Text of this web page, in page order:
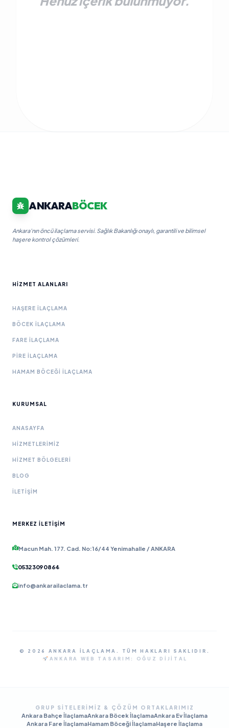
ANKARABÖCEK
Ankara'nın öncü ilaçlama servisi. Sağlık Bakanlığı onaylı, garantili ve bilimsel
haşere kontrol çözümleri.
HIZMET ALANLARI
HAŞERE İLAÇLAMA
BÖCEK İLAÇLAMA
FARE İLAÇLAMA
PIRE İLAÇLAMA
HAMAM BÖCEĞI İLAÇLAMA
KURUMSAL
ANASAYFA
HIZMETLERIMIZ
HIZMET BÖLGELERI
BLOG
İLETIŞIM
MERKEZ İLETIŞIM
Macun Mah. 177. Cad. No:16/44 Yenimahalle / ANKARA
0532 309 08 64
info@ankarailaclama.tr
© 2026 ANKARA İLAÇLAMA. TÜM HAKLARI SAKLIDIR.
ANKARA WEB TASARIM:
OĞUZ DIJITAL
GRUP SITELERIMIZ & ÇÖZÜM ORTAKLARIMIZ
Ankara Bahçe İlaçlamaAnkara Böcek İlaçlamaAnkara Ev İlaçlama
Ankara Fare İlaçlamaHamam Böceği İlaçlamaHaşere İlaçlama